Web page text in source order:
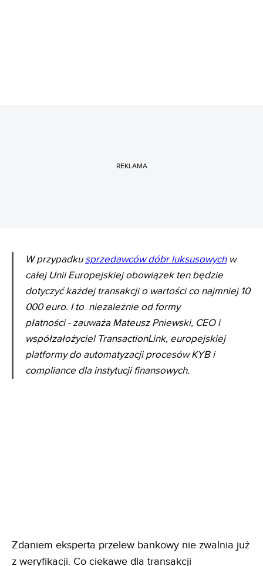
REKLAMA
W przypadku sprzedawców dóbr luksusowychw
całej Unii Europejskiej obowiązek ten będzie
dotyczyć każdej transakcji o wartości co najmniej 10
000 euro. I to niezależnie od formy
płatności - zauważa Mateusz Pniewski, CEO i
współzałożyciel TransactionLink, europejskiej
platformy do automatyzacji procesów KYB i
compliance dla instytucji finansowych.
Zdaniem eksperta przelew bankowy nie zwalnia już
z weryfikacji. Co ciekawe dla transakcji